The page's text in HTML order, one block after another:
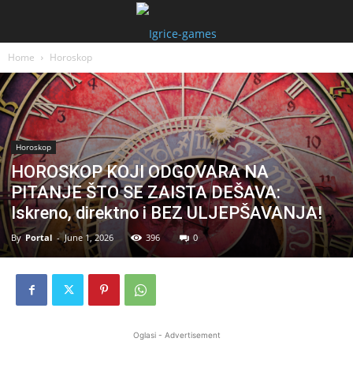
Home Horoskop
Horoskop
HOROSKOP KOJI ODGOVARA NA
PITANJE ŠTO SE ZAISTA DEŠAVA:
Iskreno, direktno i BEZ ULJEPŠAVANJA!
By Portal - June 1, 2026 396 0
Oglasi - Advertisement